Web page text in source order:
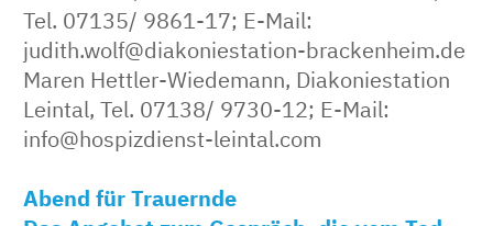
Tel. 07135/ 9861-17; E-Mail:
judith.wolf@diakoniestation-brackenheim.de
Maren Hettler-Wiedemann, Diakoniestation
Leintal, Tel. 07138/ 9730-12; E-Mail:
info@hospizdienst-leintal.com
Abend für Trauernde